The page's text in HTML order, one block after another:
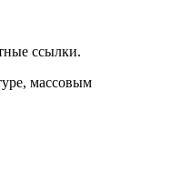
ссылки.
массовым